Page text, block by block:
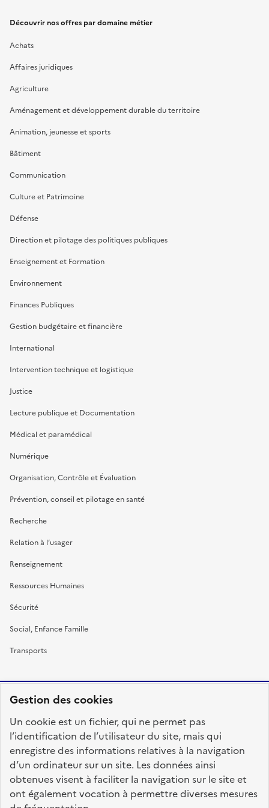
Gestion des cookies
Un cookie est un fichier, qui ne permet pas
l’identification de l’utilisateur du site, mais qui
enregistre des informations relatives à la navigation
d’un ordinateur sur un site. Les données ainsi
obtenues visent à faciliter la navigation sur le site et
ont également vocation à permettre diverses mesures
Découvrir nos offres par domaine métier
Achats
Affaires juridiques
Agriculture
Aménagement et développement durable du territoire
Animation, jeunesse et sports
Bâtiment
Communication
Culture et Patrimoine
Défense
Direction et pilotage des politiques publiques
Enseignement et Formation
Environnement
Finances Publiques
Gestion budgétaire et financière
International
Intervention technique et logistique
Justice
Lecture publique et Documentation
Médical et paramédical
Numérique
Organisation, Contrôle et Évaluation
Prévention, conseil et pilotage en santé
Recherche
Relation à l’usager
Renseignement
Ressources Humaines
Sécurité
Social, Enfance Famille
Transports
FRANÇAISE
fonction-publique.gouv.fr
legifrance.gouv.fr